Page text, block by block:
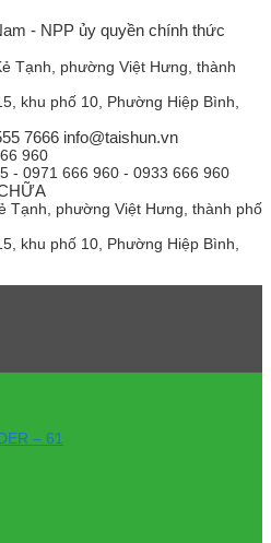
- NPP ủy quyền chính thức
Tạnh, phường Việt Hưng, thành
khu phố 10, Phường Hiệp Bình,
7666 info@taishun.vn
960
- 0971 666 960 - 0933 666 960
Tạnh, phường Việt Hưng, thành phố
khu phố 10, Phường Hiệp Bình,
– 61